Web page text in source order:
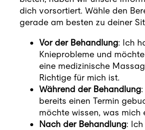
Blog
Kontakt
Termin buchen
dich vorsortiert. Wähle den
gerade am besten zu deiner
Vor der Behandlung: Ich
Knieprobleme und
eine medizinische
Richtige für mich ist.
Während der Behandlung
bereits einen Termin
möchte wissen, was mich
Nach der Behandlung: